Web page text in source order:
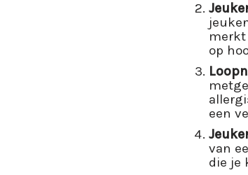
merkt
op
een
van
die je